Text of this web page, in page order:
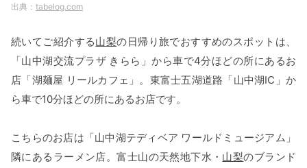
tabelog.com
続いてご紹介する山梨の日帰り旅でおすすめのスポットは、
「山中湖交流プラザ きらら」から車で4分ほどの所にあるお
店「湖麺屋 リールカフェ」。東富士五湖道路「山中湖IC」か
ら車で10分ほどの所にあるお店です。
こちらのお店は「山中湖テディベア ワールドミュージアム」
隣にあるラーメン店。富士山の天然地下水・ 山梨のブランド